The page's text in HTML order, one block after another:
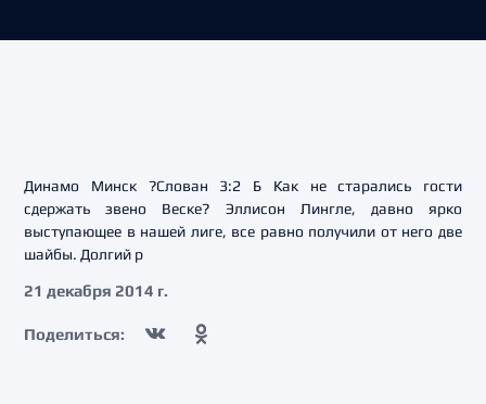
Динамо Минск ?Слован 3:2 Б Как не старались гости
сдержать звено Веске? Эллисон Лингле, давно ярко
выступающее в нашей лиге, все равно получили от него две
шайбы. Долгий р
21 декабря 2014 г.
Поделиться: